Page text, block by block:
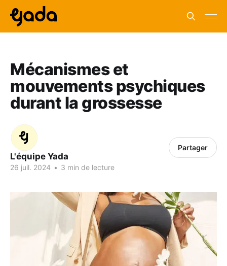
Mécanismes et
mouvements psychiques
durant la grossesse
L'équipe Yada
26 juil. 2024 • 3 min de lecture
Partager